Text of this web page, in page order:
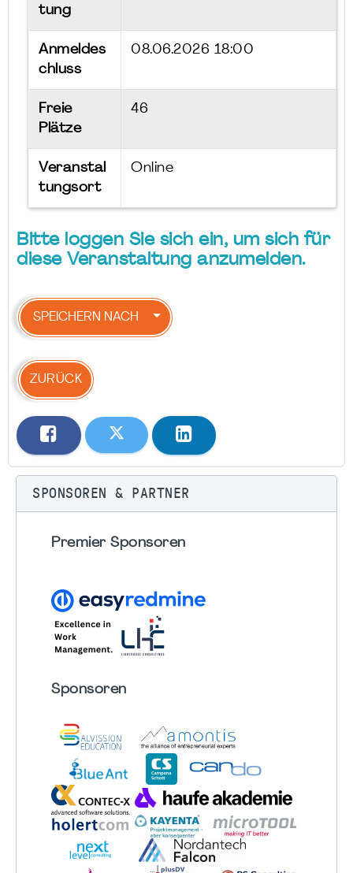
tung
Anmeldes
chluss
08.06.2026 18:00
Freie
Plätze
46
Veranstal
tungsort
Online
Bitte loggen Sie sich ein, um sich für
diese Veranstaltung anzumelden.
SPEICHERN NACH
ZURÜCK
SPONSOREN & PARTNER
Premier Sponsoren
Sponsoren